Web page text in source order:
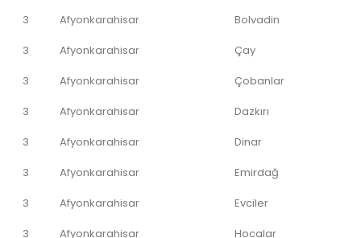
3
Afyonkarahisar
Bolvadin
3
Afyonkarahisar
Çay
3
Afyonkarahisar
Çobanlar
3
Afyonkarahisar
Dazkırı
3
Afyonkarahisar
Dinar
3
Afyonkarahisar
Emirdağ
3
Afyonkarahisar
Evciler
3
Afyonkarahisar
Hocalar